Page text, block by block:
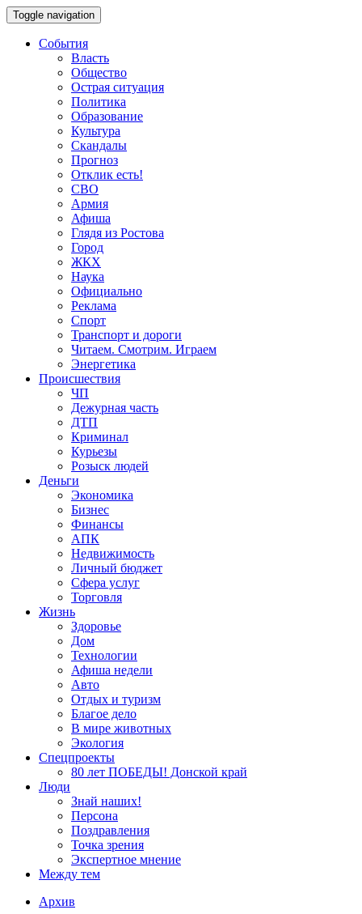
Toggle navigation
События
Власть
Общество
Острая ситуация
Политика
Образование
Культура
Скандалы
Прогноз
Отклик есть!
СВО
Армия
Афиша
Глядя из Ростова
Город
ЖКХ
Наука
Официально
Реклама
Спорт
Транспорт и дороги
Читаем. Смотрим. Играем
Энергетика
Происшествия
ЧП
Дежурная часть
ДТП
Криминал
Курьезы
Розыск людей
Деньги
Экономика
Бизнес
Финансы
АПК
Недвижимость
Личный бюджет
Сфера услуг
Торговля
Жизнь
Здоровье
Дом
Технологии
Афиша недели
Авто
Отдых и туризм
Благое дело
В мире животных
Экология
Спецпроекты
80 лет ПОБЕДЫ! Донской край
Люди
Знай наших!
Персона
Поздравления
Точка зрения
Экспертное мнение
Между тем
Архив